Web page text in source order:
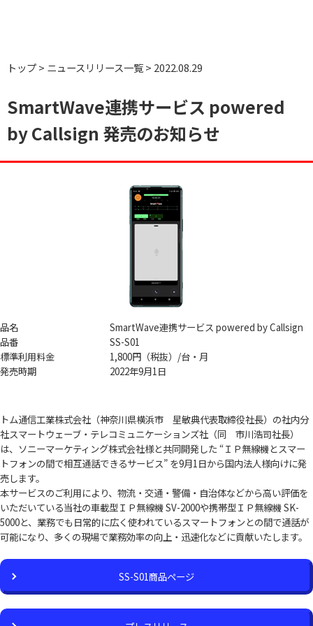
トップ ニュースリリース一覧 2022.08.29
SmartWave連携サービス powered
by Callsign 発売のお知らせ
品名
SmartWave連携サービス powered by Callsign
品番
SS-S01
標準利用料金
1,800円（税抜）/台・月
発売時期
2022年9月1日
トム通信工業株式会社（神奈川県横浜市 星敏典代表取締役社長）の社内分
社スマートウェーブ・テレコミュニケーションズ社（同 市川浩司社長）
は、ソニーマーケティング株式会社様と共同開発した “ＩＰ無線機とスマー
トフォンの間で相互通話できるサービス” を9月1日から国内法人様向けに発
売します。
本サービスのご利用により、物流・交通・警備・自治体などから高い評価を
いただいている当社の車載型ＩＰ無線機 SV-2000や携帯型ＩＰ無線機 SK-
5000と、業務でも日常的に広く使われているスマートフォンとの間で通話が
可能になり、多くの現場で業務効率の向上・迅速化などに貢献いたします。
SS-S01商品ページ